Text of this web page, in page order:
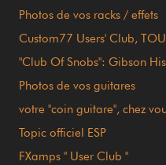
Photos de vos racks / effets
Custom77 Users' Club,
"Club Of Snobs": Gibson
Photos de vos guitares
votre "coin guitare", chez
Topic officiel ESP
FXamps " User Club "